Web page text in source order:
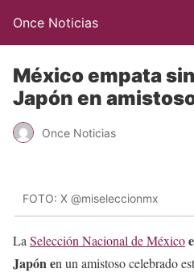
Once Noticias
México empata
Japón en
Once Noticias
FOTO: X @miseleccionmx
La Selección Nacional de México
Japón en un amistoso celebrado